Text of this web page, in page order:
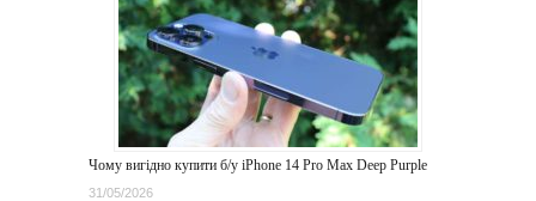
Чому вигідно купити б/у iPhone 14 Pro Max Deep Purple
31/05/2026